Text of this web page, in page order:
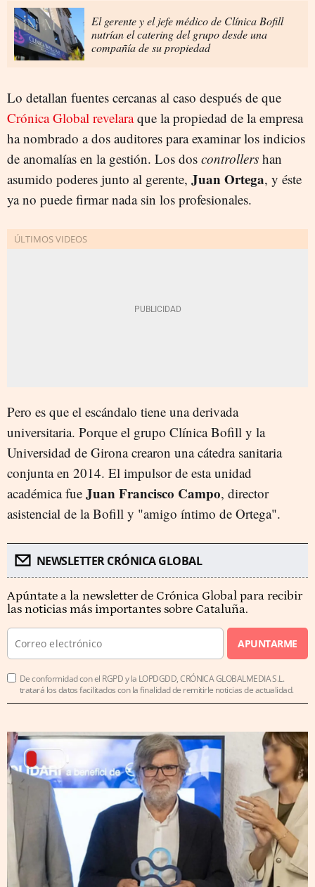
El gerente y el jefe médico de Clínica Bofill
nutrían el catering del grupo desde una
compañía de su propiedad
Lo detallan fuentes cercanas al caso después de que
Crónica Global revelaraque la propiedad de la empresa
ha nombrado a dos auditores para examinar los indicios
de anomalías en la gestión. Los dos controllers han
asumido poderes junto al gerente, Juan Ortega, y éste
ya no puede firmar nada sin los profesionales.
Pero es que el escándalo tiene una derivada
universitaria. Porque el grupo Clínica Bofill y la
Universidad de Girona crearon una cátedra sanitaria
conjunta en 2014. El impulsor de esta unidad
académica fue Juan Francisco Campo, director
asistencial de la Bofill y "amigo íntimo de Ortega".
NEWSLETTER CRÓNICA GLOBAL
Apúntate a la newsletter de Crónica Global para recibir
las noticias más importantes sobre Cataluña.
APUNTARME
De conformidad con el RGPD y la LOPDGDD, CRÓNICA GLOBALMEDIA S.L.
tratará los datos facilitados con la finalidad de remitirle noticias de actualidad.